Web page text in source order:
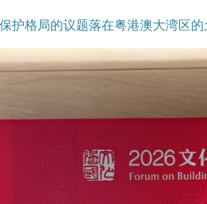
护格局的议题落在粤港澳大湾区